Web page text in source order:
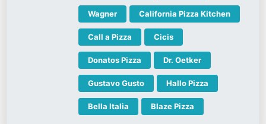
Wagner California Pizza Kitchen
Call a Pizza Cicis
Donatos Pizza Dr. Oetker
Gustavo Gusto Hallo Pizza
Bella Italia Blaze Pizza